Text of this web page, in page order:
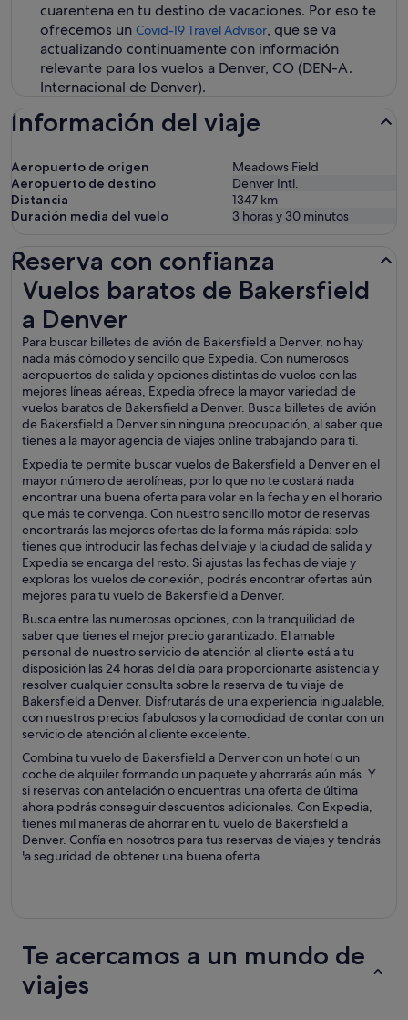
cuarentena en tu destino de vacaciones. Por eso te
ofrecemos un Covid-19 Travel Advisor, que se va
actualizando continuamente con información
relevante para los vuelos a Denver, CO (DEN-A.
Internacional de Denver).
Información del viaje
Aeropuerto de origen
Meadows Field
Aeropuerto de destino
Denver Intl.
Distancia
1347 km
Duración media del vuelo
3 horas y 30 minutos
Reserva con confianza
Vuelos baratos de Bakersfield
a Denver
Para buscar billetes de avión de Bakersfield a Denver, no hay
nada más cómodo y sencillo que Expedia. Con numerosos
aeropuertos de salida y opciones distintas de vuelos con las
mejores líneas aéreas, Expedia ofrece la mayor variedad de
vuelos baratos de Bakersfield a Denver. Busca billetes de avión
de Bakersfield a Denver sin ninguna preocupación, al saber que
tienes a la mayor agencia de viajes online trabajando para ti.
Expedia te permite buscar vuelos de Bakersfield a Denver en el
mayor número de aerolíneas, por lo que no te costará nada
encontrar una buena oferta para volar en la fecha y en el horario
que más te convenga. Con nuestro sencillo motor de reservas
encontrarás las mejores ofertas de la forma más rápida: solo
tienes que introducir las fechas del viaje y la ciudad de salida y
Expedia se encarga del resto. Si ajustas las fechas de viaje y
exploras los vuelos de conexión, podrás encontrar ofertas aún
mejores para tu vuelo de Bakersfield a Denver.
Busca entre las numerosas opciones, con la tranquilidad de
saber que tienes el mejor precio garantizado. El amable
personal de nuestro servicio de atención al cliente está a tu
disposición las 24 horas del día para proporcionarte asistencia y
resolver cualquier consulta sobre la reserva de tu viaje de
Bakersfield a Denver. Disfrutarás de una experiencia inigualable,
con nuestros precios fabulosos y la comodidad de contar con un
servicio de atención al cliente excelente.
Combina tu vuelo de Bakersfield a Denver con un hotel o un
coche de alquiler formando un paquete y ahorrarás aún más. Y
si reservas con antelación o encuentras una oferta de última
ahora podrás conseguir descuentos adicionales. Con Expedia,
tienes mil maneras de ahorrar en tu vuelo de Bakersfield a
Denver. Confía en nosotros para tus reservas de viajes y tendrás
la seguridad de obtener una buena oferta.
Vuelos baratos de Bakersfield a Denver
Te acercamos a un mundo de
viajes